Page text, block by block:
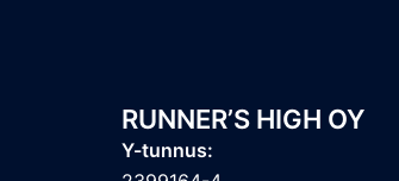
RUNNER’S HIGH OY
Y-tunnus: